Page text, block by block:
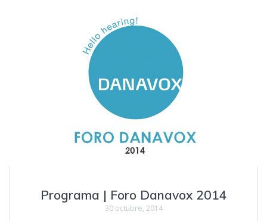
Programa | Foro Danavox 2014
30 octubre, 2014